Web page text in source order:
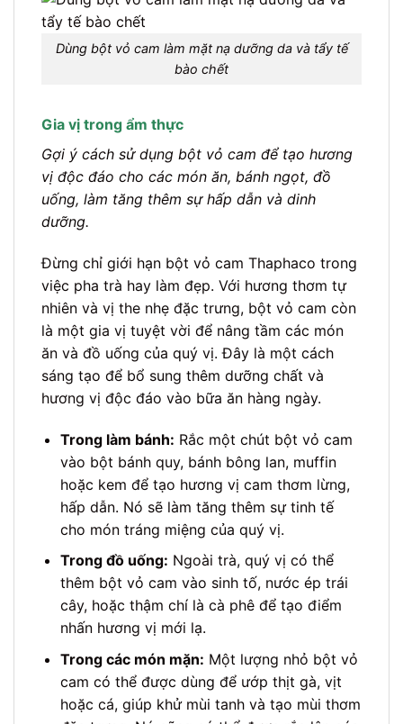
Dùng bột vỏ cam làm mặt nạ dưỡng da và tẩy tế
bào chết
Gia vị trong ẩm thực
Gợi ý cách sử dụng bột vỏ cam để tạo hương
vị độc đáo cho các món ăn, bánh ngọt, đồ
uống, làm tăng thêm sự hấp dẫn và dinh
dưỡng.
Đừng chỉ giới hạn bột vỏ cam Thaphaco trong
việc pha trà hay làm đẹp. Với hương thơm tự
nhiên và vị the nhẹ đặc trưng, bột vỏ cam còn
là một gia vị tuyệt vời để nâng tầm các món
ăn và đồ uống của quý vị. Đây là một cách
sáng tạo để bổ sung thêm dưỡng chất và
hương vị độc đáo vào bữa ăn hàng ngày.
Trong làm bánh: Rắc một chút bột vỏ cam
vào bột bánh quy, bánh bông lan, muffin
hoặc kem để tạo hương vị cam thơm lừng,
hấp dẫn. Nó sẽ làm tăng thêm sự tinh tế
cho món tráng miệng của quý vị.
Trong đồ uống: Ngoài trà, quý vị có thể
thêm bột vỏ cam vào sinh tố, nước ép trái
cây, hoặc thậm chí là cà phê để tạo điểm
nhấn hương vị mới lạ.
Trong các món mặn: Một lượng nhỏ bột vỏ
cam có thể được dùng để ướp thịt gà, vịt
hoặc cá, giúp khử mùi tanh và tạo mùi thơm